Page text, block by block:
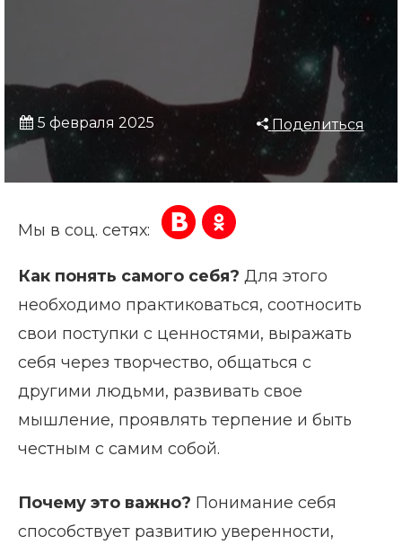
5 февраля 2025 Поделиться
Мы в соц. сетях:
Как понять самого себя? Для этого
необходимо практиковаться, соотносить
свои поступки с ценностями, выражать
себя через творчество, общаться с
другими людьми, развивать свое
мышление, проявлять терпение и быть
честным с самим собой.
Почему это важно? Понимание себя
способствует развитию уверенности,